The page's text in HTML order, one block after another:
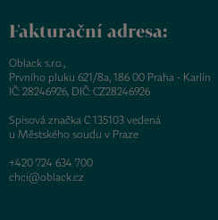
Fakturační adresa:
Oblack s.r.o.,
Prvního pluku 621/8a, 186 00 Praha - Karlín
IČ: 28246926, DIČ: CZ28246926
Spisová značka C 135103 vedená
u Městského soudu v Praze
+420 724 634 700
chci@oblack.cz